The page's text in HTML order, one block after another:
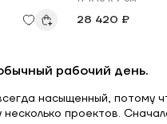
28 420 ₽
рабочий день.
насыщенный, потому
проектов.